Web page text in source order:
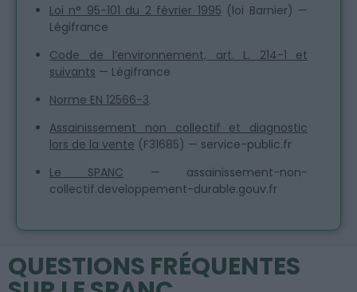
Loi n° 95-101 du 2 février 1995 (loi Barnier) —
Légifrance
Code de l’environnement, art. L. 214-1 et
suivants — Légifrance
Norme EN 12566-3.
Assainissement non collectif et diagnostic
lors de la vente (F31685) — service-public.fr
Le SPANC — assainissement-non-
collectif.developpement-durable.gouv.fr
QUESTIONS FRÉQUENTES